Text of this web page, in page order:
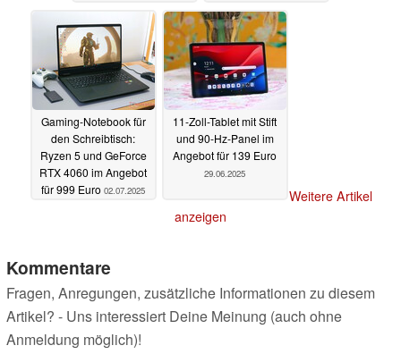
Gaming-Notebook für
den Schreibtisch:
Ryzen 5 und GeForce
RTX 4060 im Angebot
für 999 Euro 02.07.2025
11-Zoll-Tablet mit Stift
und 90-Hz-Panel im
Angebot für 139 Euro
29.06.2025
Weitere Artikel
anzeigen
Kommentare
Fragen, Anregungen, zusätzliche Informationen zu diesem
Artikel? - Uns interessiert Deine Meinung (auch ohne
Anmeldung möglich)!